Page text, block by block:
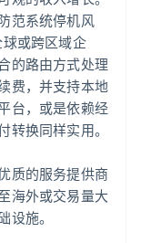
范系统停机风
或跨区域企
的路由方式处理
费，并支持本地
台，或是依赖经
转换同样实用。
质的服务提供商
海外或交易量大
设施。